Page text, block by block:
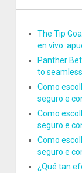
The Tip
en vivo:
Panther
to
Como
seguro e
Como
seguro e
Como
seguro e
¿Qué tan